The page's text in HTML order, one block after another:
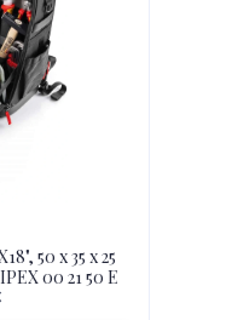
50 x 35 x 25
00 21 50 E